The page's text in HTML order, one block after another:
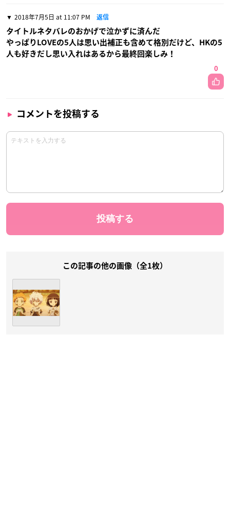
2018年7月5日 at 11:07 PM 返信
タイトルネタバレのおかげで泣かずに済んだ
やっぱりLOVEの5人は思い出補正も含めて格別だけど、HKの5
人も好きだし思い入れはあるから最終回楽しみ！
0
コメントを投稿する
この記事の他の画像（全1枚）